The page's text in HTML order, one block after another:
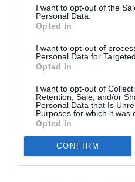
I want to opt-out of the
Personal Data.
Opted In
I want to opt-out of
Personal Data for
Opted In
I want to opt-out of
Retention, Sale, and/or
Personal Data that Is
Purposes for which it was
Opted In
CONFIRM
LIRE
AIR